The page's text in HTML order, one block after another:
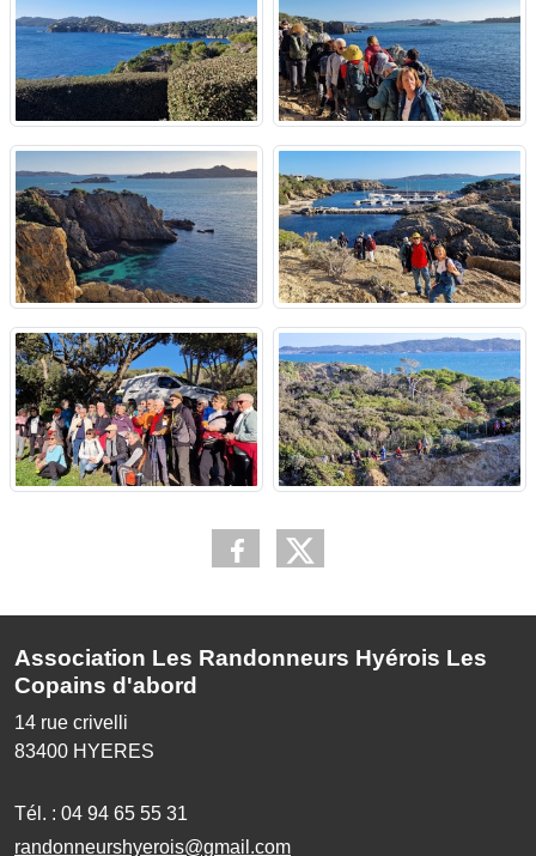
Association Les Randonneurs Hyérois Les
Copains d'abord
14 rue crivelli
83400 HYERES
Tél. : 04 94 65 55 31
randonneurshyerois@gmail.com